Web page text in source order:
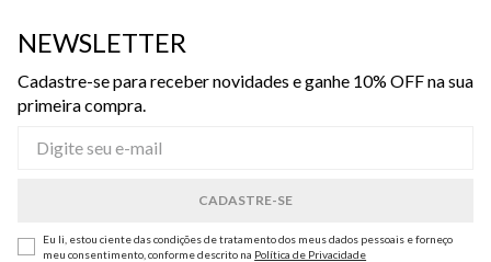
NEWSLETTER
Cadastre-se para receber novidades e ganhe 10% OFF na sua
primeira compra.
Eu li, estou ciente das condições de tratamento dos meus dados pessoais e forneço
meu consentimento, conforme descrito na Política de Privacidade